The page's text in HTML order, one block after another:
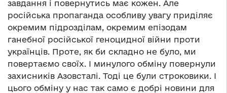
завдання і повернутись має кожен. Але
російська пропаганда особливу увагу приділяє
окремим підрозділам, окремим епізодам
ганебної російської геноцидної війни проти
українців. Проте, як би складно не було, ми
повертаємо своїх. І минулого обміну повернули
захисників Азовсталі. Тоді це були строковики. І
цього обміну у нас так само є добрі новини для